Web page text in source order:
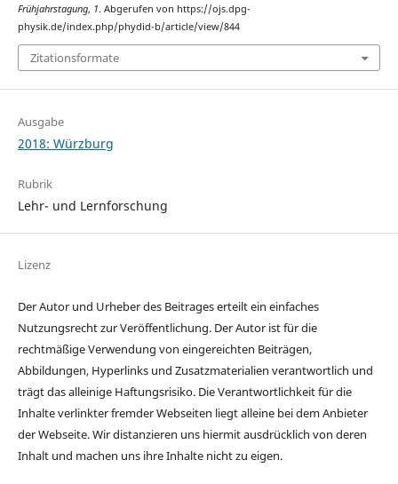
Frühjahrstagung, 1. Abgerufen von https://ojs.dpg-
physik.de/index.php/phydid-b/article/view/844
Zitationsformate
Ausgabe
2018: Würzburg
Rubrik
Lehr- und Lernforschung
Lizenz
Der Autor und Urheber des Beitrages erteilt ein einfaches
Nutzungsrecht zur Veröffentlichung. Der Autor ist für die
rechtmäßige Verwendung von eingereichten Beiträgen,
Abbildungen, Hyperlinks und Zusatzmaterialien verantwortlich und
trägt das alleinige Haftungsrisiko. Die Verantwortlichkeit für die
Inhalte verlinkter fremder Webseiten liegt alleine bei dem Anbieter
der Webseite. Wir distanzieren uns hiermit ausdrücklich von deren
Inhalt und machen uns ihre Inhalte nicht zu eigen.